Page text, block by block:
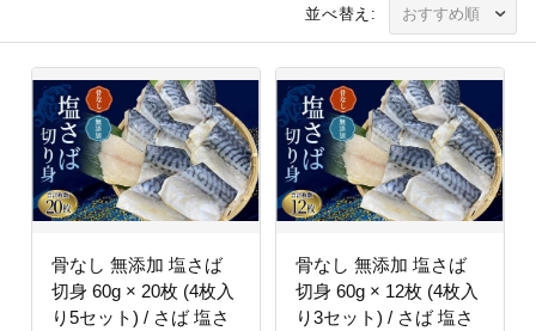
並べ替え:
骨なし 無添加 塩さば
切身 60g × 20枚 (4枚入
り5セット) / さば 塩さ
骨なし 無添加 塩さば
切身 60g × 12枚 (4枚入
り3セット) / さば 塩さ